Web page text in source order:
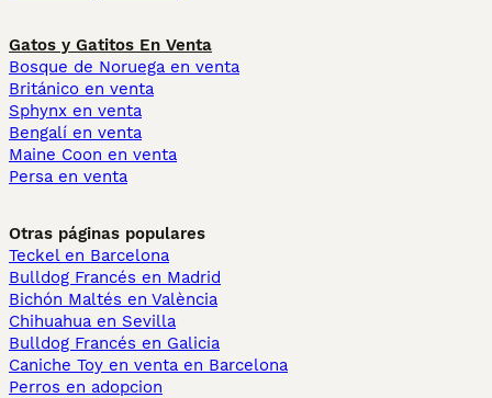
Gatos y Gatitos En Venta
Bosque de Noruega en venta
Británico en venta
Sphynx en venta
Bengalí en venta
Maine Coon en venta
Persa en venta
Otras páginas populares
Teckel en Barcelona
Bulldog Francés en Madrid
Bichón Maltés en València
Chihuahua en Sevilla
Bulldog Francés en Galicia
Caniche Toy en venta en Barcelona
Perros en adopcion